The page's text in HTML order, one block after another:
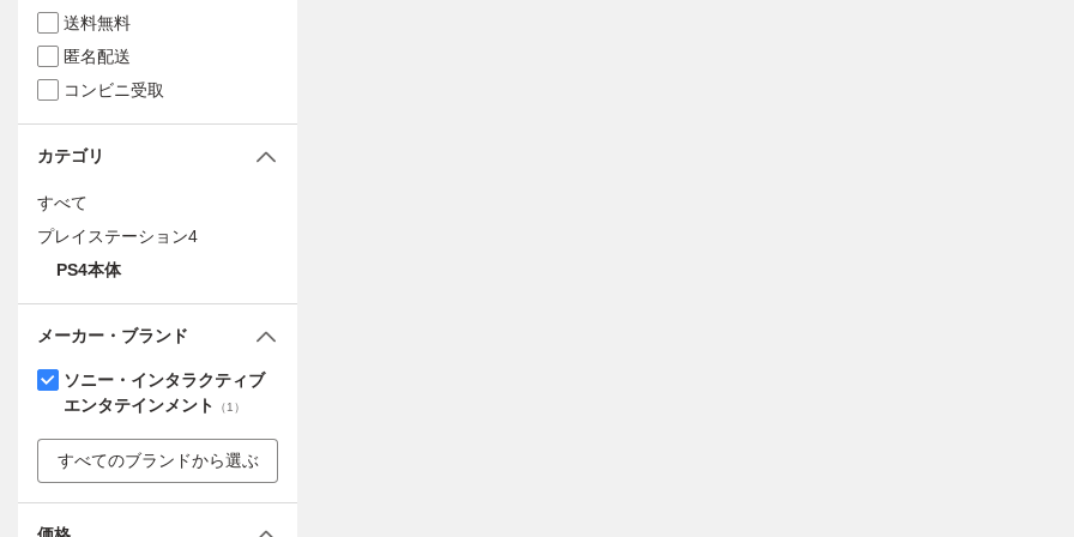
送料無料
匿名配送
コンビニ受取
カテゴリ
すべて
プレイステーション4
PS4本体
メーカー・ブランド
ソニー・インタラクティブ
エンタテインメント
（1 ）
すべてのブランドから選ぶ